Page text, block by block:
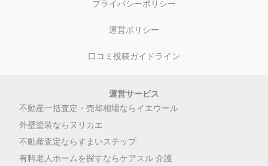
プライバシーポリシー
運営ポリシー
口コミ投稿ガイドライン
運営サービス
不動産一括査定・売却相場ならイエウール
外壁塗装ならヌリカエ
不動産査定ならすまいステップ
有料老人ホームを探すならケアスル 介護